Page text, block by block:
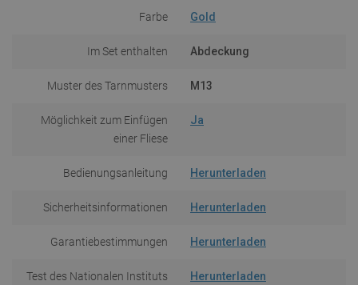
Farbe Gold
Im Set enthalten Abdeckung
Muster des Tarnmusters M13
Möglichkeit zum Einfügen
einer Fliese
Ja
Bedienungsanleitung Herunterladen
Sicherheitsinformationen Herunterladen
Garantiebestimmungen Herunterladen
Test des Nationalen Instituts
Herunterladen